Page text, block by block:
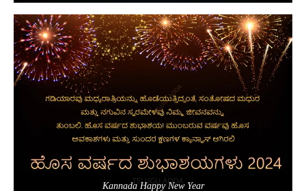
Kannada Happy New Year